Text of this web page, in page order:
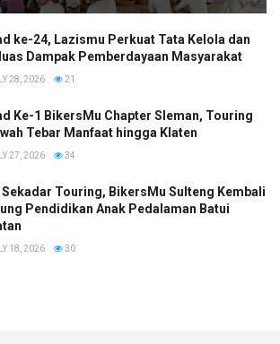
ke-24, Lazismu Perkuat Tata Kelola dan
Dampak Pemberdayaan Masyarakat
28, 2026 21
Ke-1 BikersMu Chapter Sleman, Touring
Tebar Manfaat hingga Klaten
27, 2026 34
Sekadar Touring, BikersMu Sulteng Kembali
Pendidikan Anak Pedalaman Batui
18, 2026 30